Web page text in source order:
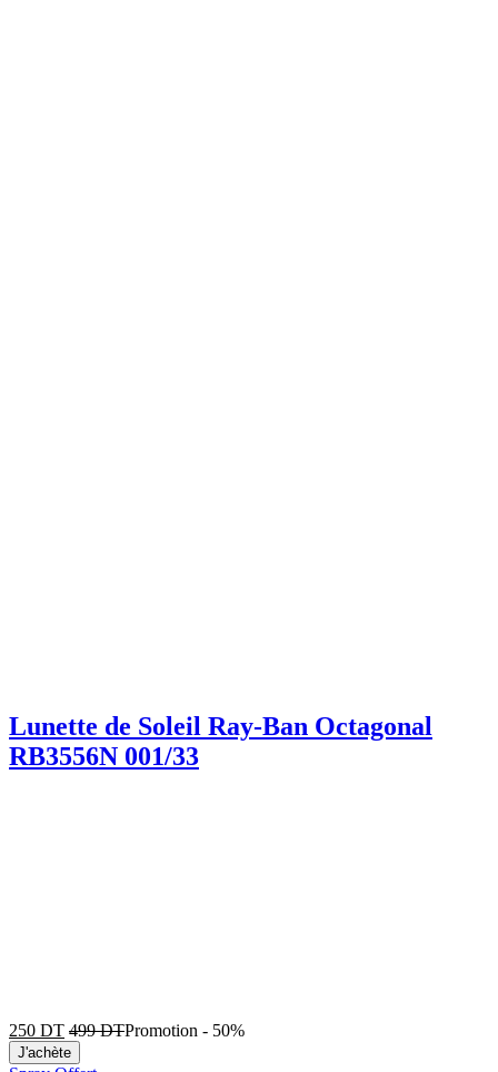
Lunette de Soleil Ray-Ban Octagonal
RB3556N 001/33
250 DT 499DTPromotion - 50%
J'achète